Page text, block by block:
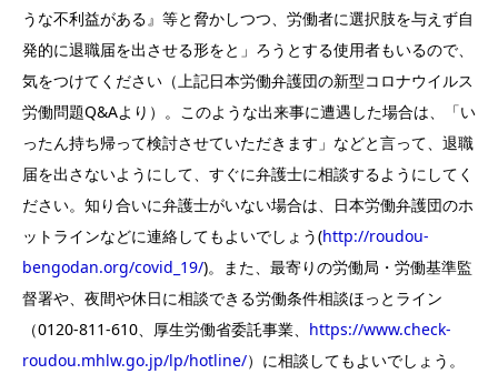
うな不利益がある』等と脅かしつつ、労働者に選択肢を与えず自
発的に退職届を出させる形をと」ろうとする使用者もいるので、
気をつけてください（上記日本労働弁護団の新型コロナウイルス
労働問題Q&Aより）。このような出来事に遭遇した場合は、「い
ったん持ち帰って検討させていただきます」などと言って、退職
届を出さないようにして、すぐに弁護士に相談するようにしてく
ださい。知り合いに弁護士がいない場合は、日本労働弁護団のホ
ットラインなどに連絡してもよいでしょう(http://roudou-
bengodan.org/covid_19/)。また、最寄りの労働局・労働基準監
督署や、夜間や休日に相談できる労働条件相談ほっとライン
（0120-811-610、厚生労働省委託事業、 https://www.check-
roudou.mhlw.go.jp/lp/hotline/）に相談してもよいでしょう。